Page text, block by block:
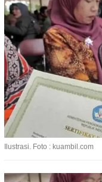
Ilustrasi. Foto : kuambil.com